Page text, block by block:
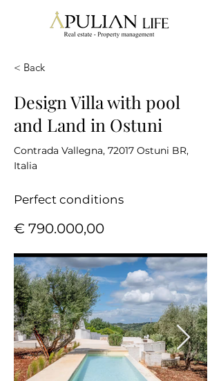
< Back
Design Villa with pool
and Land in Ostuni
Contrada Vallegna, 72017 Ostuni BR,
Italia
Perfect conditions
€ 790.000,00